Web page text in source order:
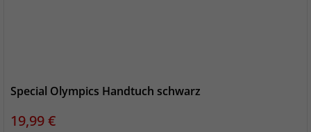
Special Olympics Handtuch schwarz
Preis
19,99 €